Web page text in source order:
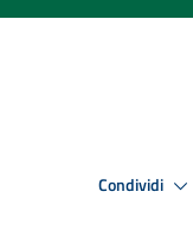
Condividi